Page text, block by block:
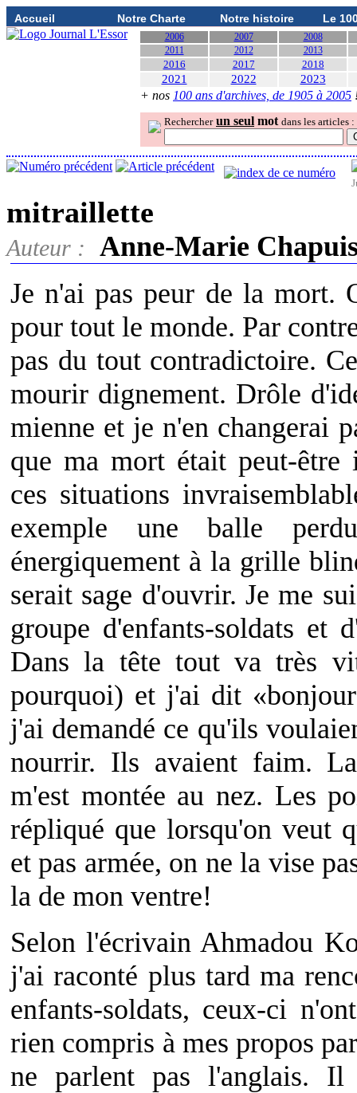
Accueil Notre Charte Notre histoire Le
2006 2007
2008
2011
2012 2013
2016 2017 2018
2021 2022 2023
+ nos 100 ans d'archives, de 1905 à 2005
Rechercher un seul mot dans les articles :
mitraillette
Auteur :
Anne-Marie
Je n'ai pas peur de la mort.
pour tout le monde. Par
pas du tout contradictoire.
mourir dignement. Drôle
mienne et je n'en changerai
que ma mort était peut-être
ces situations
exemple une balle
énergiquement à la grille
serait sage d'ouvrir. Je me
groupe d'enfants-soldats
Dans la tête tout va très
pourquoi) et j'ai dit
j'ai demandé ce qu'ils
nourrir. Ils avaient faim.
m'est montée au nez. Les
répliqué que lorsqu'on veut
et pas armée, on ne la vise
la de mon ventre!
Selon l'écrivain Ahmadou
j'ai raconté plus tard ma
enfants-soldats, ceux-ci
rien compris à mes propos
ne parlent pas l'anglais.